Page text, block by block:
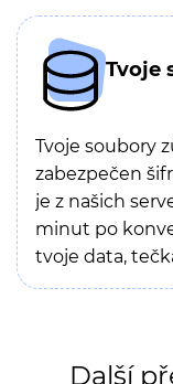
Tvoje
Tvoje soubory
zabezpečen
je z našich
minut po
tvoje data,
Další